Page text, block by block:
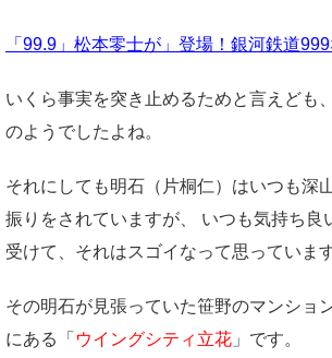
「99.9」松本零士が」登場！銀河鉄道
いくら事実を突き止めるためと言えども
のようでしたよね。
それにしても明石（片桐仁）はいつも深
振りをされていますが、 いつも気持ち良
受けて、それはスゴイなって思っています
その明石が見張っていた笹野のマンショ
にある「 ウイングシティ立花 」です。